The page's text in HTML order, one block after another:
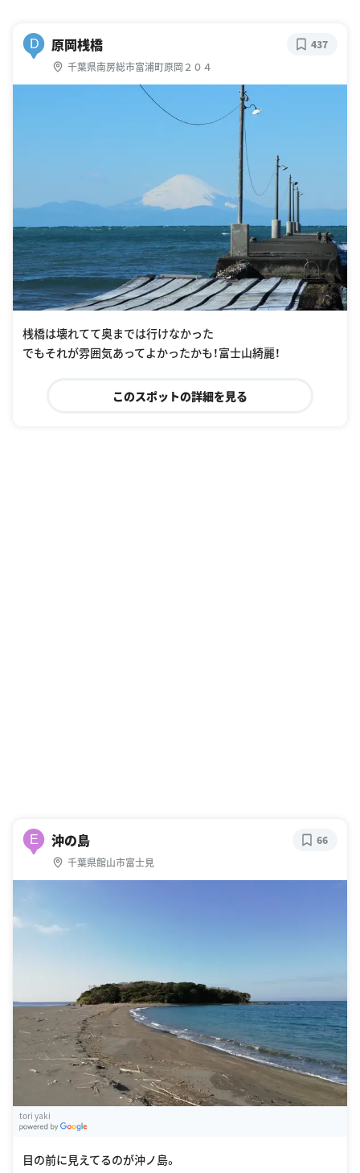
D 原岡桟橋
千葉県南房総市富浦町原岡２０４
437
桟橋は壊れてて奥までは行けなかった
でもそれが雰囲気あってよかったかも！富士山綺麗！
このスポットの詳細を見る
E 沖の島
千葉県館山市富士見
66
tori yaki
目の前に見えてるのが沖ノ島。